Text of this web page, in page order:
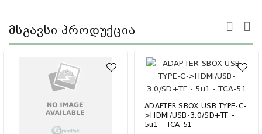
Მსგავსი Პროდუქცია
ADAPTER SBOX USB TYPE-C-
>HDMI/USB-3.0/SD+TF -
5u1 - TCA-51